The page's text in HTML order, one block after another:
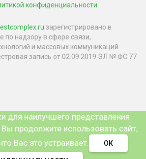
конфиденциальности
зарегистрировано в
по надзору в сфере связи,
и массовых коммуникаций
запись от 02.09.2019 ЭЛ № ФС 77
для наилучшего представления
продолжите использовать сайт,
Вас это устраивает.
ОК